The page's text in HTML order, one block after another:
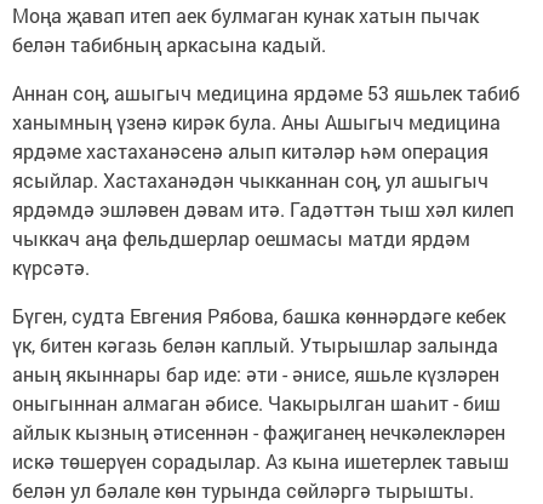
Моңа җавап итеп аек булмаган кунак хатын пычак
белән табибның аркасына кадый.
Аннан соң, ашыгыч медицина ярдәме 53 яшьлек табиб
ханымның үзенә кирәк була. Аны Ашыгыч медицина
ярдәме хастаханәсенә алып китәләр һәм операция
ясыйлар. Хастаханәдән чыкканнан соң, ул ашыгыч
ярдәмдә эшләвен дәвам итә. Гадәттән тыш хәл килеп
чыккач аңа фельдшерлар оешмасы матди ярдәм
күрсәтә.
Бүген, судта Евгения Рябова, башка көннәрдәге кебек
үк, битен кәгазь белән каплый. Утырышлар залында
аның якыннары бар иде: әти - әнисе, яшьле күзләрен
оныгыннан алмаган әбисе. Чакырылган шаһит - биш
айлык кызның әтисеннән - фаҗиганең нечкәлекләрен
искә төшерүен сорадылар. Аз кына ишетерлек тавыш
белән ул бәлале көн турында сөйләргә тырышты.